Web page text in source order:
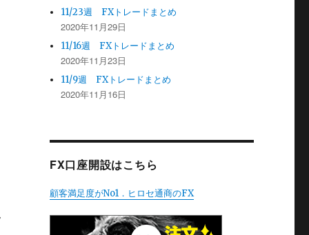
11/23週 FXトレードまとめ
2020年11月29日
11/16週 FXトレードまとめ
2020年11月23日
11/9週 FXトレードまとめ
2020年11月16日
FX口座開設はこちら
顧客満足度がNo1．ヒロセ通商のFX